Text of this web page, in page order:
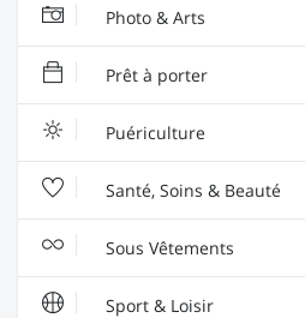
Photo & Arts
Prêt à porter
Puériculture
Santé, Soins & Beauté
Sous Vêtements
Sport & Loisir